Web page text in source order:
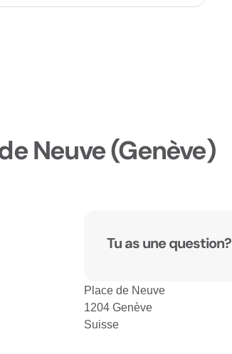
Neuve (Genève)
Tu as une question?
Place de Neuve
1204 Genève
Suisse